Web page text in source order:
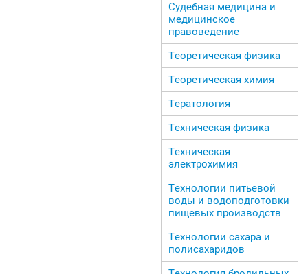
Судебная медицина и
медицинское
правоведение
Теоретическая физика
Теоретическая химия
Тератология
Техническая физика
Техническая
электрохимия
Технологии питьевой
воды и водоподготовки
пищевых производств
Технологии сахара и
полисахаридов